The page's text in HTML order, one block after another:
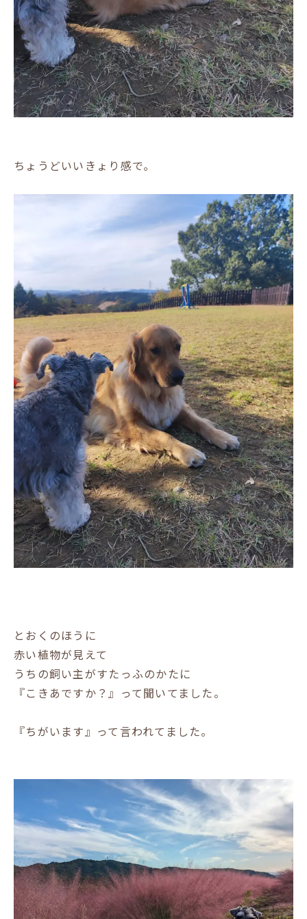
ちょうどいいきょり感で｡
とおくのほうに
赤い植物が見えて
うちの飼い主がすたっふのかたに
『こきあですか？』って聞いてました。
『ちがいます』って言われてました。